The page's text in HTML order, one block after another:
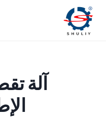
التجاوز
المحتوى
آلة